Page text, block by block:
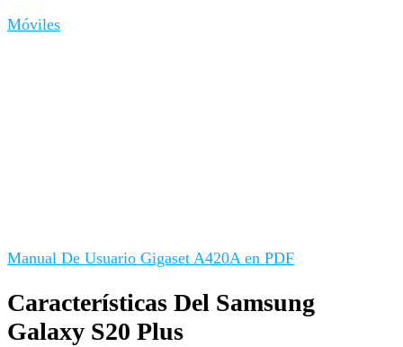
Móviles
Manual De Usuario Gigaset A420A en PDF
Características Del Samsung
Galaxy S20 Plus